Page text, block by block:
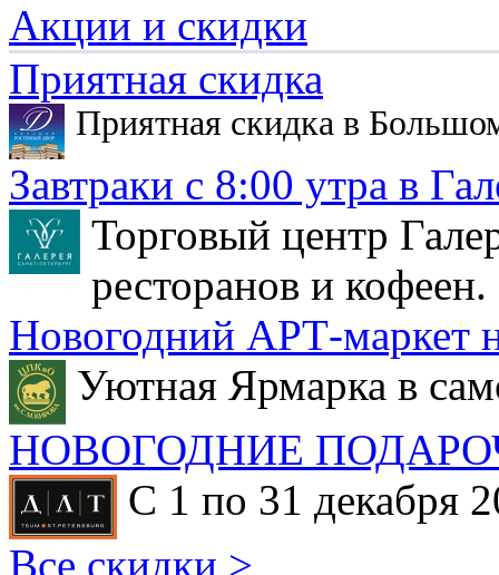
Акции и скидки
Приятная скидка
Приятная скидка в
Завтраки с 8:00 утра в
Торговый центр
ресторанов и кофеен.
Новогодний АРТ-маркет
Уютная Ярмарка в
НОВОГОДНИЕ
С 1 по 31 декабря
Все скидки >